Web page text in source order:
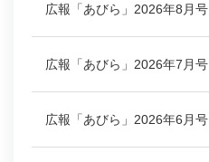
広報「あびら」2026年8月号
広報「あびら」2026年7月号
広報「あびら」2026年6月号